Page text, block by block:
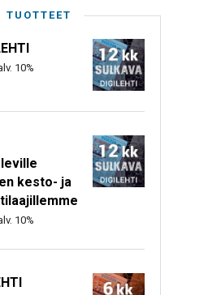
TUOTTEET
10%
kesto- ja
10%